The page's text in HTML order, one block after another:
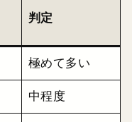
判定
極めて多い
中程度